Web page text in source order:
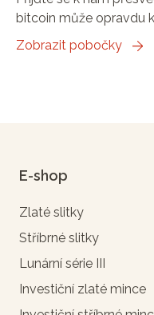
bitcoin může opravdu
Zobrazit pobočky
E-shop
Zlaté slitky
Stříbrné slitky
Lunární série III
Investiční zlaté mince